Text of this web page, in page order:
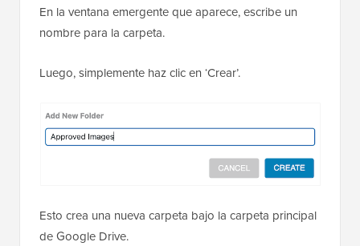
En la ventana emergente que aparece, escribe un
nombre para la carpeta.
Luego, simplemente haz clic en ‘Crear’.
Esto crea una nueva carpeta bajo la carpeta principal
de Google Drive.